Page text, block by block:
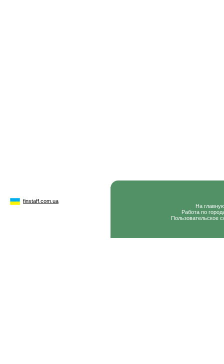
finstaff.com.ua
На
Работа по
Пользовательское